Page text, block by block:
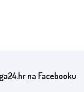
na Facebooku